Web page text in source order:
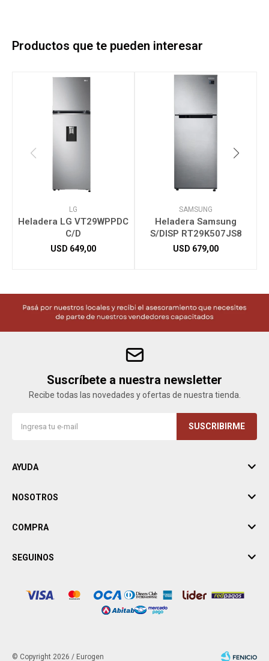
Productos que te pueden interesar
LG
Heladera LG VT29WPPDC
C/D
USD 649,00
SAMSUNG
Heladera Samsung
S/DISP RT29K507JS8
USD 679,00
Suscríbete a nuestra newsletter
Recibe todas las novedades y ofertas de nuestra tienda.
SUSCRIBIRME
AYUDA
NOSOTROS
COMPRA
SEGUINOS
© Copyright 2026 / Eurogen